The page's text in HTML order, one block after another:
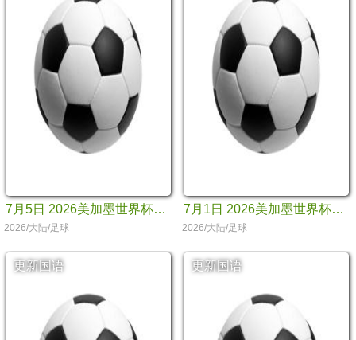
7月5日 2026美加墨世界杯八分之一决赛 加拿大VS摩洛哥
2026/大陆/足球
7月1日 2026美加墨世界杯十六分之一决赛 墨西哥VS厄瓜多尔
2026/大陆/足球
更新国语 更新国语